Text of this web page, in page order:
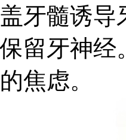
盖牙髓诱导
保留牙神经
的焦虑。